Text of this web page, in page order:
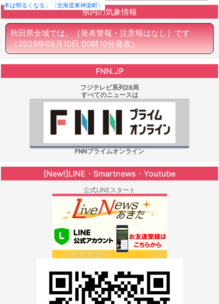
本は明るくなる」〈北海道東神楽町〉
県内の気象情報
秋田県全域では、［発表警報・注意報はなし］です
（2026年08月10日 00時10分発表）
FNN.JP
フジテレビ系列28局
すべてのニュースは
FNNプライムオンライン
[New!]LINE・Smartnews・Youtube
公式LINEスタート